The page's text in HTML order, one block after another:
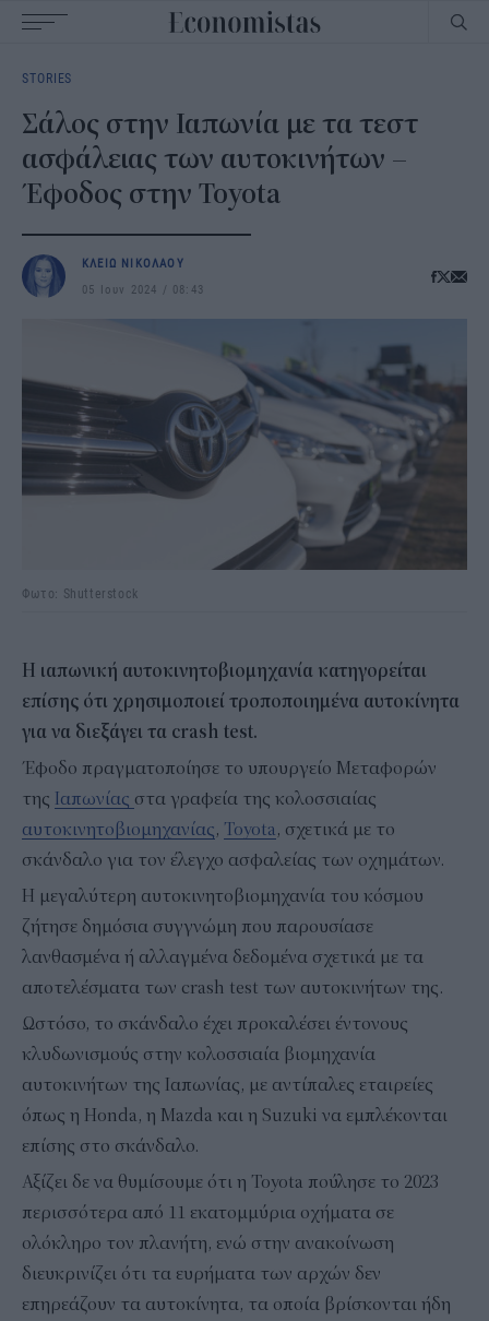
navigation
STORIES
Σάλος στην Ιαπωνία με τα τεστ
ασφάλειας των αυτοκινήτων –
Έφοδος στην Toyota
ΚΛΕΙΩ ΝΙΚΟΛΑΟΥ
05 Ιουν 2024
08:43
Φωτο: Shutterstock
Η ιαπωνική αυτοκινητοβιομηχανία κατηγορείται
επίσης ότι χρησιμοποιεί τροποποιημένα αυτοκίνητα
για να διεξάγει τα crash test.
Έφοδο πραγματοποίησε το υπουργείο Μεταφορών
της Ιαπωνίας στα γραφεία της κολοσσιαίας
αυτοκινητοβιομηχανίας, Toyota, σχετικά με το
σκάνδαλο για τον έλεγχο ασφαλείας των οχημάτων.
Η μεγαλύτερη αυτοκινητοβιομηχανία του κόσμου
ζήτησε δημόσια συγγνώμη που παρουσίασε
λανθασμένα ή αλλαγμένα δεδομένα σχετικά με τα
αποτελέσματα των crash test των αυτοκινήτων της.
Ωστόσο, το σκάνδαλο έχει προκαλέσει έντονους
κλυδωνισμούς στην κολοσσιαία βιομηχανία
αυτοκινήτων της Ιαπωνίας, με αντίπαλες εταιρείες
όπως η Honda, η Mazda και η Suzuki να εμπλέκονται
επίσης στο σκάνδαλο.
Αξίζει δε να θυμίσουμε ότι η Toyota πούλησε το 2023
περισσότερα από 11 εκατομμύρια οχήματα σε
ολόκληρο τον πλανήτη, ενώ στην ανακοίνωση
διευκρινίζει ότι τα ευρήματα των αρχών δεν
επηρεάζουν τα αυτοκίνητα, τα οποία βρίσκονται ήδη